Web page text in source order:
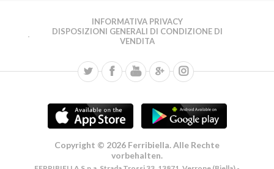
INFORMATIVA PRIVACY
DISPOSIZIONI GENERALI DI CONDIZIONE DI
VENDITA
Copyright © 2026 Ferribiella. Alle Rechte
vorbehalten.